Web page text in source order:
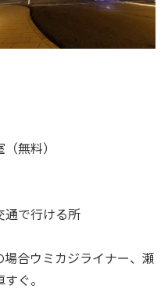
料）
ける所
ミカジライナー、瀬
ぐ。